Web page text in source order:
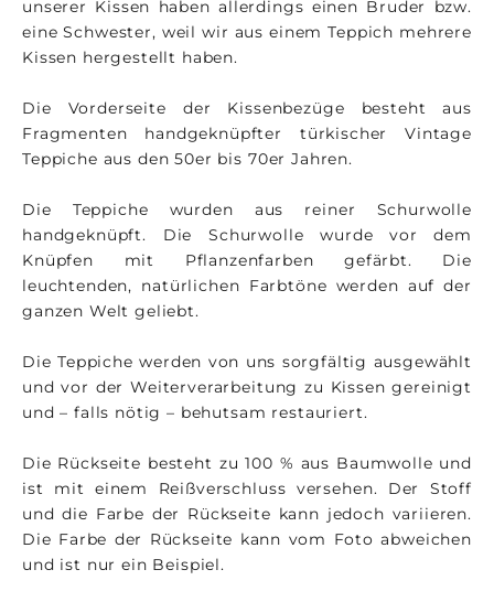
unserer Kissen haben allerdings einen Bruder bzw.
eine Schwester, weil wir aus einem Teppich mehrere
Kissen hergestellt haben.
Die Vorderseite der Kissenbezüge besteht aus
Fragmenten handgeknüpfter türkischer Vintage
Teppiche aus den 50er bis 70er Jahren.
Die Teppiche wurden aus reiner Schurwolle
handgeknüpft. Die Schurwolle wurde vor dem
Knüpfen mit Pflanzenfarben gefärbt. Die
leuchtenden, natürlichen Farbtöne werden auf der
ganzen Welt geliebt.
Die Teppiche werden von uns sorgfältig ausgewählt
und vor der Weiterverarbeitung zu Kissen gereinigt
und – falls nötig – behutsam restauriert.
Die Rückseite besteht zu 100 % aus Baumwolle und
ist mit einem Reißverschluss versehen. Der Stoff
und die Farbe der Rückseite kann jedoch variieren.
Die Farbe der Rückseite kann vom Foto abweichen
und ist nur ein Beispiel.